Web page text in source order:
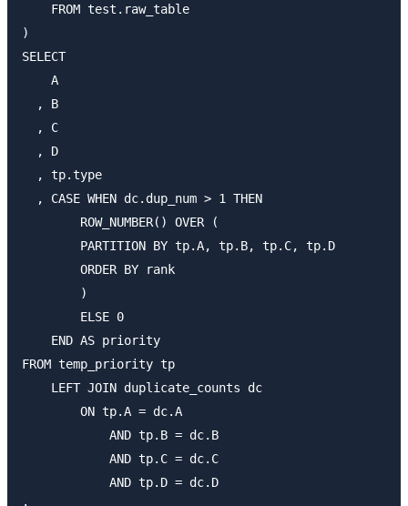
    FROM test.raw_table
)
SELECT
    A
  , B
  , C
  , D
  , tp.type
  , CASE WHEN dc.dup_num > 1 THEN
        ROW_NUMBER() OVER (
        PARTITION BY tp.A, tp.B, tp.C, tp.D
        ORDER BY rank
        )
        ELSE 0
    END AS priority
FROM temp_priority tp
    LEFT JOIN duplicate_counts dc
        ON tp.A = dc.A
            AND tp.B = dc.B
            AND tp.C = dc.C
            AND tp.D = dc.D